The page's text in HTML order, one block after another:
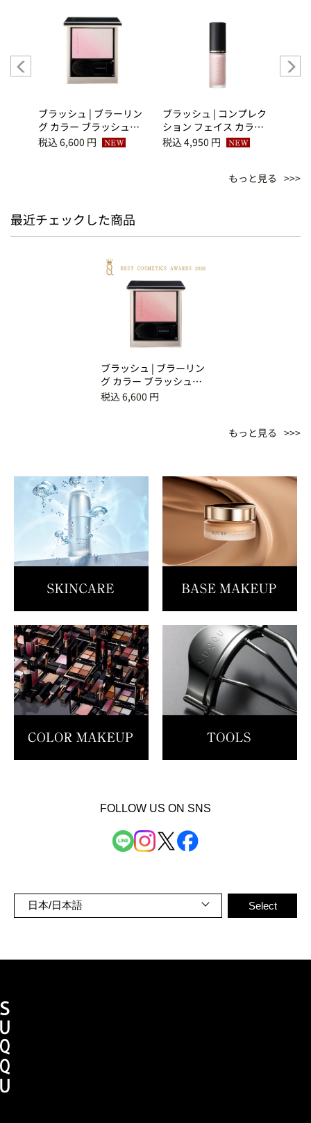
ブラッシュ | ブラーリン
グ カラー ブラッシュ
(2026 秋 カラーコレクシ
ョン) 10 澄飾 -
税込 6,600 円
ブラッシュ | コンプレク
ション フェイス カラー
(2026 秋 カラーコレクシ
ョン) 06 艶宿 -
税込 4,950 円
もっと見る
最近チェックした商品
ブラッシュ | ブラーリン
グ カラー ブラッシュ
01 淡音 -AWAOTO
税込 6,600 円
もっと見る
FOLLOW US ON SNS